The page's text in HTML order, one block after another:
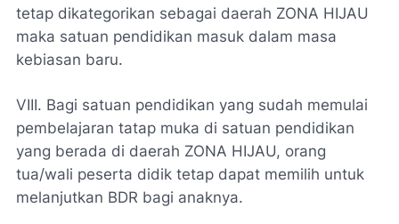
tetap dikategorikan sebagai daerah ZONA HIJAU
maka satuan pendidikan masuk dalam masa
kebiasan baru.
VIII. Bagi satuan pendidikan yang sudah memulai
pembelajaran tatap muka di satuan pendidikan
yang berada di daerah ZONA HIJAU, orang
tua/wali peserta didik tetap dapat memilih untuk
melanjutkan BDR bagi anaknya.